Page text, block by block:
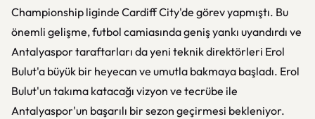
Championship liginde Cardiff City'de görev yapmıştı. Bu
önemli gelişme, futbol camiasında geniş yankı uyandırdı ve
Antalyaspor taraftarları da yeni teknik direktörleri Erol
Bulut'a büyük bir heyecan ve umutla bakmaya başladı. Erol
Bulut'un takıma katacağı vizyon ve tecrübe ile
Antalyaspor'un başarılı bir sezon geçirmesi bekleniyor.